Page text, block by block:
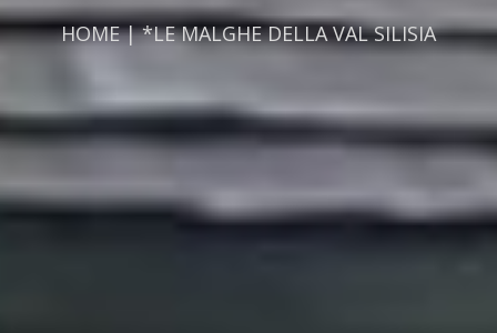
HOME|*LE MALGHE DELLA VAL SILISIA